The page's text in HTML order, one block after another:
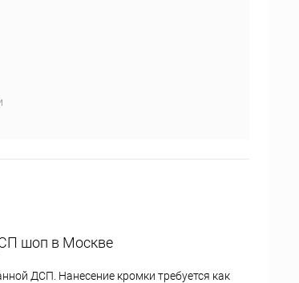
шоп в Москве
ДСП. Нанесение кромки требуется как